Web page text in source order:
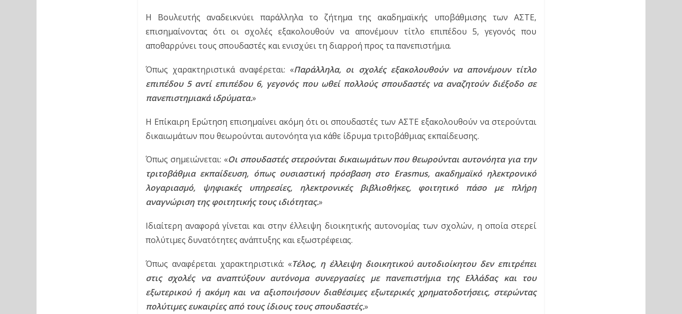
Η Βουλευτής αναδεικνύει παράλληλα το ζήτημα της ακαδημαϊκής υποβάθμισης των ΑΣΤΕ,
επισημαίνοντας ότι οι σχολές εξακολουθούν να απονέμουν τίτλο επιπέδου 5, γεγονός που
αποθαρρύνει τους σπουδαστές και ενισχύει τη διαρροή προς τα πανεπιστήμια.
Όπως χαρακτηριστικά αναφέρεται: «Παράλληλα, οι σχολές εξακολουθούν να απονέμουν τίτλο
επιπέδου 5 αντί επιπέδου 6, γεγονός που ωθεί πολλούς σπουδαστές να αναζητούν διέξοδο σε
πανεπιστημιακά ιδρύματα.»
Η Επίκαιρη Ερώτηση επισημαίνει ακόμη ότι οι σπουδαστές των ΑΣΤΕ εξακολουθούν να στερούνται
δικαιωμάτων που θεωρούνται αυτονόητα για κάθε ίδρυμα τριτοβάθμιας εκπαίδευσης.
Όπως σημειώνεται: «Οι σπουδαστές στερούνται δικαιωμάτων που θεωρούνται αυτονόητα για την
τριτοβάθμια εκπαίδευση, όπως ουσιαστική πρόσβαση στο Erasmus, ακαδημαϊκό ηλεκτρονικό
λογαριασμό, ψηφιακές υπηρεσίες, ηλεκτρονικές βιβλιοθήκες, φοιτητικό πάσο με πλήρη
αναγνώριση της φοιτητικής τους ιδιότητας.»
Ιδιαίτερη αναφορά γίνεται και στην έλλειψη διοικητικής αυτονομίας των σχολών, η οποία στερεί
πολύτιμες δυνατότητες ανάπτυξης και εξωστρέφειας.
Όπως αναφέρεται χαρακτηριστικά: «Τέλος, η έλλειψη διοικητικού αυτοδιοίκητου δεν επιτρέπει
στις σχολές να αναπτύξουν αυτόνομα συνεργασίες με πανεπιστήμια της Ελλάδας και του
εξωτερικού ή ακόμη και να αξιοποιήσουν διαθέσιμες εξωτερικές χρηματοδοτήσεις, στερώντας
πολύτιμες ευκαιρίες από τους ίδιους τους σπουδαστές.»